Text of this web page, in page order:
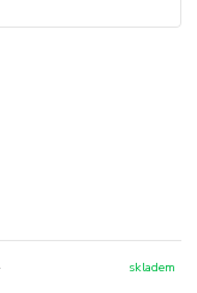
skladem